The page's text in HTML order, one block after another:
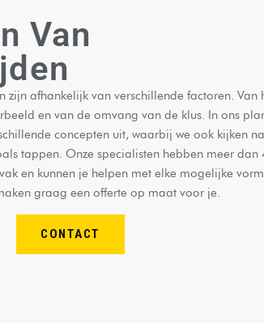
Van
zijn afhankelijk van verschillende factoren. Van
en van de omvang van de klus. In ons
concepten uit, waarbij we ook kijken
tappen. Onze specialisten hebben meer dan
en kunnen je helpen met elke mogelijke vorm
graag een offerte op maat voor je.
CONTACT